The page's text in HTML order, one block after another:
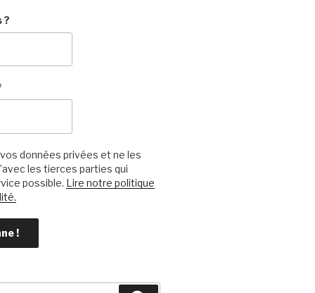
?
données privées et ne les
les tierces parties qui
possible. Lire notre politique